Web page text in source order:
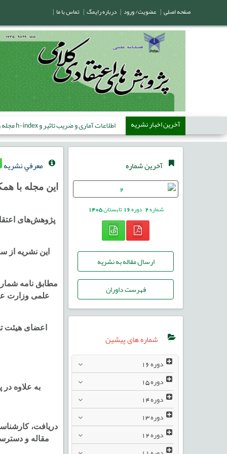
آخرین اخبار نشریه
آخرین شماره
شماره2 دوره16تابستان1405
ارسال مقاله به نشریه
فهرست داوران
شماره های پیشین
دوره
دوره
دوره
دوره
دوره
معرفي نشريه
این مجله با
پژوهش‌های
اعضای هیئت
به علاوه در
دریافت،
مقاله و
صفحه اصلی | عضویت/ ورود | درباره رایمگ | تماس با ما |